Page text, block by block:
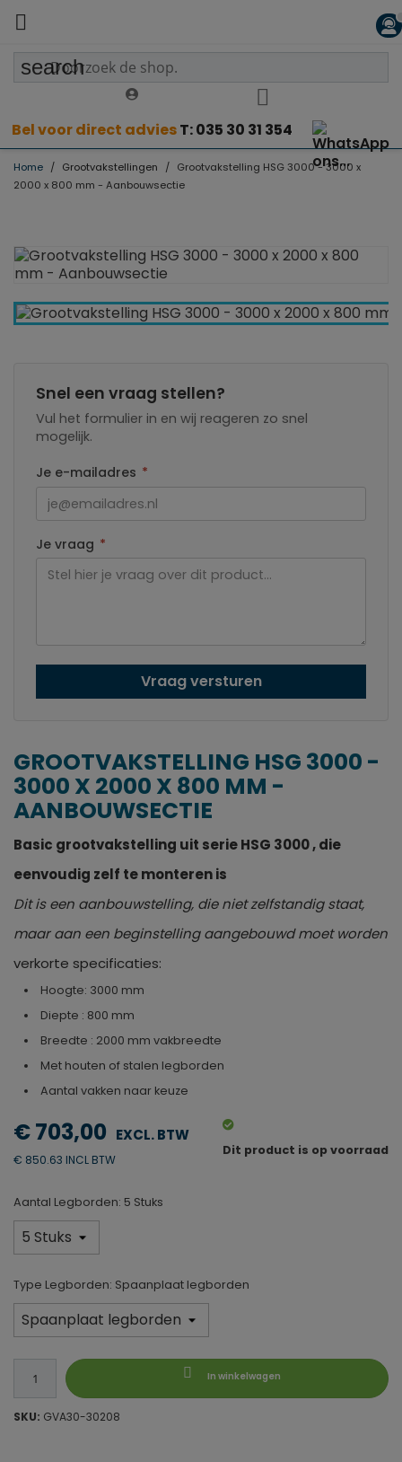

search
Bel voor direct adviesT: 035 30 31 354
Home Grootvakstellingen
Grootvakstelling HSG 3000 - 3000 x
2000 x 800 mm - Aanbouwsectie
Snel een vraag stellen?
Vul het formulier in en wij reageren zo snel
mogelijk.
Je e-mailadres *
Je vraag *
Vraag versturen
GROOTVAKSTELLING HSG 3000 -
3000 X 2000 X 800 MM -
AANBOUWSECTIE
Basic grootvakstelling uit serie HSG 3000 , die
eenvoudig zelf te monteren is
Dit is een aanbouwstelling, die niet zelfstandig staat,
maar aan een beginstelling aangebouwd moet worden
verkorte specificaties:
Hoogte: 3000 mm
Diepte : 800 mm
Breedte : 2000 mm vakbreedte
Met houten of stalen legborden
Aantal vakken naar keuze
€ 703,00
€ 850.63 INCL BTW
Dit product is op voorraad
Aantal Legborden: 5 Stuks
Type Legborden: Spaanplaat legborden
In winkelwagen
SKU: GVA30-30208